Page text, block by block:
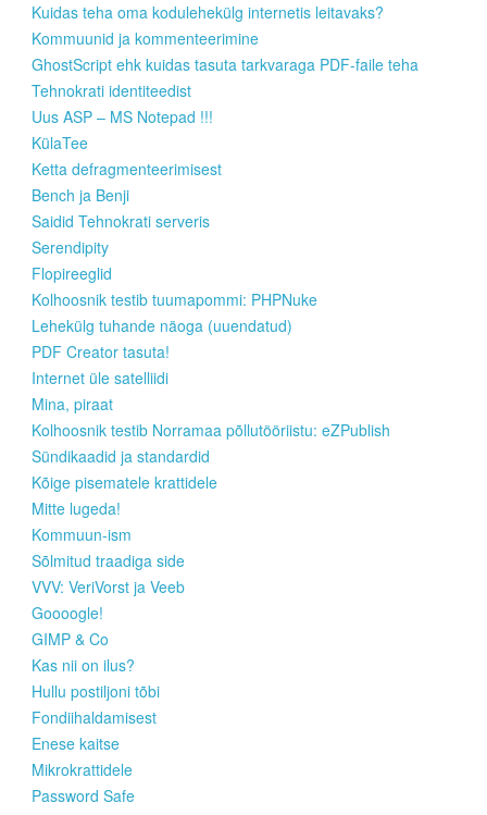
Kuidas teha oma kodulehekülg internetis leitavaks?
Kommuunid ja kommenteerimine
GhostScript ehk kuidas tasuta tarkvaraga PDF-faile teha
Tehnokrati identiteedist
Uus ASP – MS Notepad !!!
KülaTee
Ketta defragmenteerimisest
Bench ja Benji
Saidid Tehnokrati serveris
Serendipity
Flopireeglid
Kolhoosnik testib tuumapommi: PHPNuke
Lehekülg tuhande näoga (uuendatud)
PDF Creator tasuta!
Internet üle satelliidi
Mina, piraat
Kolhoosnik testib Norramaa põllutööriistu: eZPublish
Sündikaadid ja standardid
Kõige pisematele krattidele
Mitte lugeda!
Kommuun-ism
Sõlmitud traadiga side
VVV: VeriVorst ja Veeb
Goooogle!
GIMP & Co
Kas nii on ilus?
Hullu postiljoni tõbi
Fondiihaldamisest
Enese kaitse
Mikrokrattidele
Password Safe